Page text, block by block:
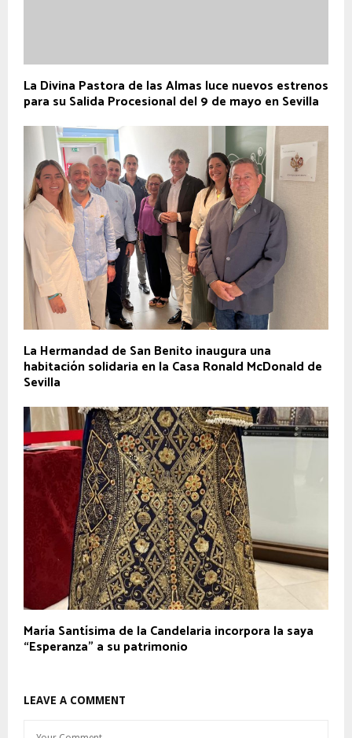
La Divina Pastora de las Almas luce nuevos estrenos
para su Salida Procesional del 9 de mayo en Sevilla
La Hermandad de San Benito inaugura una
habitación solidaria en la Casa Ronald McDonald de
Sevilla
María Santísima de la Candelaria incorpora la saya
“Esperanza” a su patrimonio
LEAVE A COMMENT